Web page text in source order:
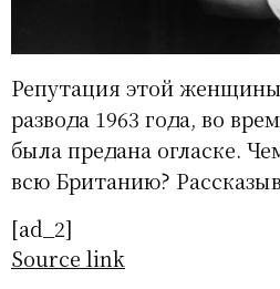
Репутация этой женщины
развода 1963 года, во
была предана огласке.
всю Британию?
[ad_2]
Source link